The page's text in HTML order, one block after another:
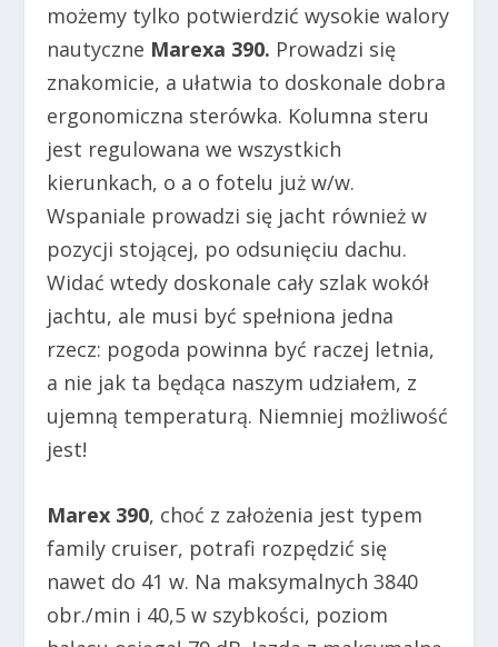
możemy tylko potwierdzić wysokie walory
nautyczne Marexa 390. Prowadzi się
znakomicie, a ułatwia to doskonale dobra
ergonomiczna sterówka. Kolumna steru
jest regulowana we wszystkich
kierunkach, o a o fotelu już w/w.
Wspaniale prowadzi się jacht również w
pozycji stojącej, po odsunięciu dachu.
Widać wtedy doskonale cały szlak wokół
jachtu, ale musi być spełniona jedna
rzecz: pogoda powinna być raczej letnia,
a nie jak ta będąca naszym udziałem, z
ujemną temperaturą. Niemniej możliwość
jest!
Marex 390, choć z założenia jest typem
family cruiser, potrafi rozpędzić się
nawet do 41 w. Na maksymalnych 3840
obr./min i 40,5 w szybkości, poziom